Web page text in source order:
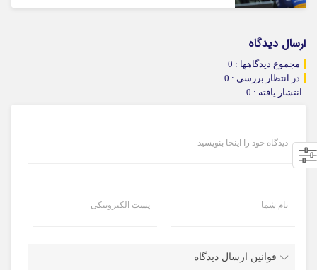
ارسال دیدگاه
مجموع دیدگاهها : 0
در انتظار بررسی : 0
انتشار یافته : 0
دیدگاه خود را اینجا بنویسید
نام شما پست الکترونیکی
قوانین ارسال دیدگاه